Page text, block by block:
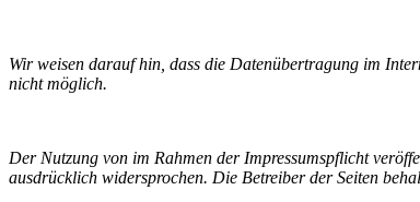
Wir weisen darauf hin, dass die Datenübertragung im
nicht möglich.
Der Nutzung von im Rahmen der Impressumspflicht
ausdrücklich widersprochen. Die Betreiber der Seiten